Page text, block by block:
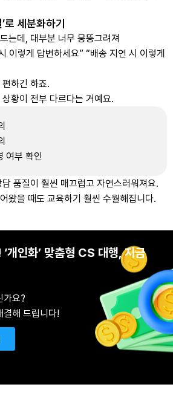
로 세분화하기
는데, 대부분 너무 뭉뚱그려져
이렇게 답변하세요” “배송 지연 시 이렇게
하긴 하죠.
황이 전부 다르다는 거예요.
여부 확인
품질이 훨씬 매끄럽고 자연스러워져요.
왔을 때도 교육하기 훨씬 수월해집니다.
‘개인화’ 맞춤형 CS 대행, 지금
가요?
결해 드립니다!